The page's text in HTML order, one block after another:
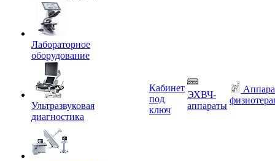
Лабораторное
оборудование
Ультразвуковая
диагностика
Кабинет
под
ключ
ЭХВЧ-
аппараты